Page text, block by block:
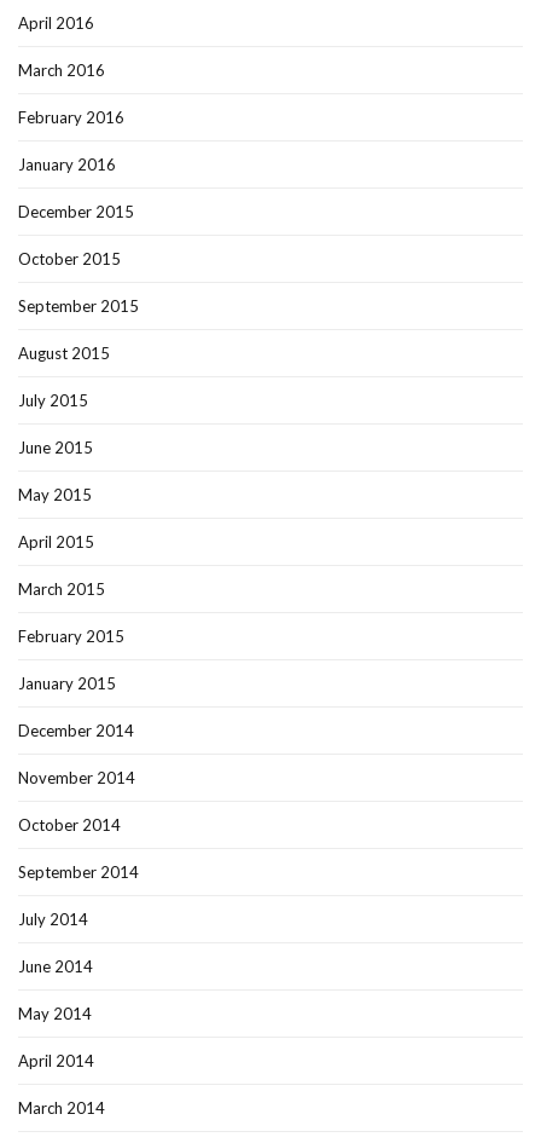
April 2016
March 2016
February 2016
January 2016
December 2015
October 2015
September 2015
August 2015
July 2015
June 2015
May 2015
April 2015
March 2015
February 2015
January 2015
December 2014
November 2014
October 2014
September 2014
July 2014
June 2014
May 2014
April 2014
March 2014